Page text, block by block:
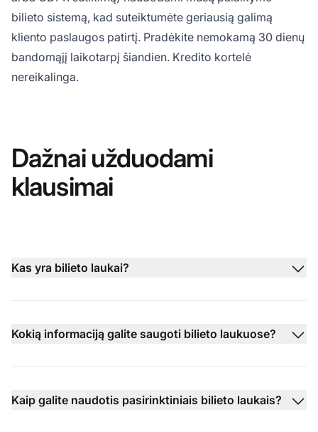
bilieto sistemą, kad suteiktumėte geriausią galimą
kliento paslaugos patirtį. Pradėkite nemokamą 30 dienų
bandomąjį laikotarpį šiandien. Kredito kortelė
nereikalinga.
Dažnai užduodami
klausimai
Kas yra bilieto laukai?
Kokią informaciją galite saugoti bilieto laukuose?
Kaip galite naudotis pasirinktiniais bilieto laukais?